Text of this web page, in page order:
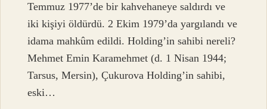
Temmuz 1977’de bir kahvehaneye saldırdı ve
iki kişiyi öldürdü. 2 Ekim 1979’da yargılandı ve
idama mahkûm edildi. Holding’in sahibi nereli?
Mehmet Emin Karamehmet (d. 1 Nisan 1944;
Tarsus, Mersin), Çukurova Holding’in sahibi,
eski…